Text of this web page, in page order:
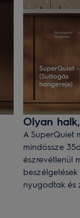
Olyan
A SuperQuiet
mindössze
észrevétlenül
nyugodtak